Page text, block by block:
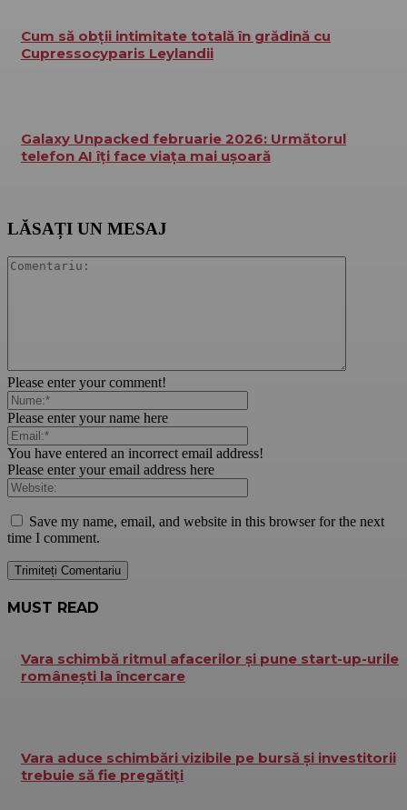
Cum să obții intimitate totală în grădină cu
Cupressocyparis Leylandii
Galaxy Unpacked februarie 2026: Următorul
telefon AI îți face viața mai ușoară
LĂSAȚI UN MESAJ
Please enter your comment!
Please enter your name here
You have entered an incorrect email address!
Please enter your email address here
Save my name, email, and website in this browser for the next
time I comment.
MUST READ
Vara schimbă ritmul afacerilor și pune start-up-urile
românești la încercare
Vara aduce schimbări vizibile pe bursă și investitorii
trebuie să fie pregătiți